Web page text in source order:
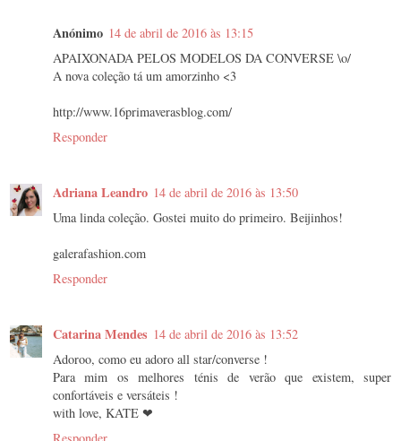
Anónimo 14 de abril de 2016 às 13:15
APAIXONADA PELOS MODELOS DA CONVERSE \o/
A nova coleção tá um amorzinho <3
http://www.16primaverasblog.com/
Responder
Adriana Leandro 14 de abril de 2016 às 13:50
Uma linda coleção. Gostei muito do primeiro. Beijinhos!
galerafashion.com
Responder
Catarina Mendes 14 de abril de 2016 às 13:52
Adoroo, como eu adoro all star/converse !
Para mim os melhores ténis de verão que existem, super
confortáveis e versáteis !
with love, KATE ❤